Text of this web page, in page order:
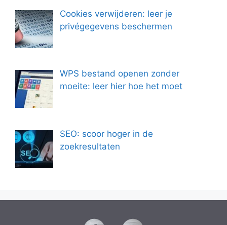
Cookies verwijderen: leer je
privégegevens beschermen
WPS bestand openen zonder
moeite: leer hier hoe het moet
SEO: scoor hoger in de
zoekresultaten